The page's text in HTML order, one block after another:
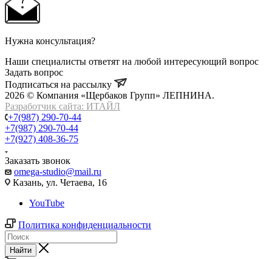
Нужна консультация?
Наши специалисты ответят на любой интересующий вопрос
Задать вопрос
Подписаться на рассылку
2026 © Компания «Щербаков Групп» ЛЕПНИНА.
Разработчик сайта: ИТАЙЛ
+7(987) 290-70-44
+7(987) 290-70-44
+7(927) 408-36-75
Заказать звонок
omega-studio@mail.ru
Казань, ул. Четаева, 16
YouTube
Политика конфиденциальности
Найти